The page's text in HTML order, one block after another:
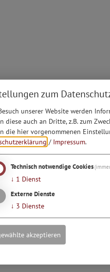
zum
unserer Website werden
diese auch an Dritte, z.B. zum
die hier vorgenommenen
/ Impressum.
Technisch notwendige Cookies
↓ 1 Dienst
Externe Dienste
↓ 3 Dienste
akzeptieren